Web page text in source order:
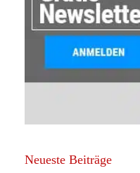
Neueste Beiträge